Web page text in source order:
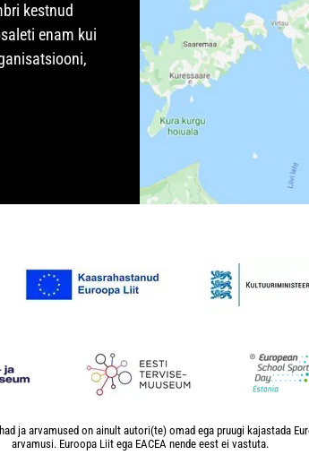
kestnud
enam kui
ja arvamused on ainult autori(te) omad ega pruugi kajastada
arvamusi. Euroopa Liit ega EACEA nende eest ei vastuta.